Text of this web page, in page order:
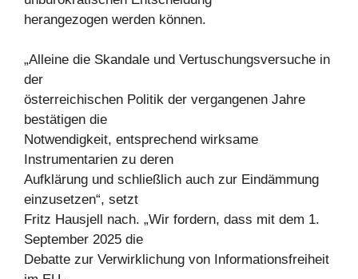
herangezogen werden können.
„Alleine die Skandale und Vertuschungsversuche in
der
österreichischen Politik der vergangenen Jahre
bestätigen die
Notwendigkeit, entsprechend wirksame
Instrumentarien zu deren
Aufklärung und schließlich auch zur Eindämmung
einzusetzen“, setzt
Fritz Hausjell nach. „Wir fordern, dass mit dem 1.
September 2025 die
Debatte zur Verwirklichung von Informationsfreiheit